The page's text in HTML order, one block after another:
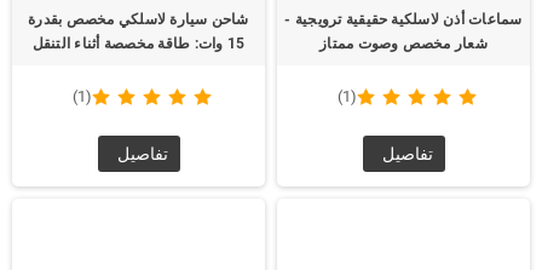
سماعات أذن لاسلكية حقيقية ترويجية -
شعار مخصص وصوت ممتاز
(1)
تفاصيل
شاحن سيارة لاسلكي مخصص بقدرة
15 وات: طاقة مخصصة أثناء التنقل
(1)
تفاصيل